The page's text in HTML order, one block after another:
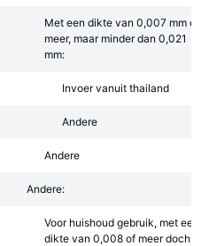
Met een dikte van 0,007 mm of
meer, maar minder dan 0,021
mm:
Invoer vanuit thailand
Andere
Andere
Andere:
Voor huishoud gebruik, met een
dikte van 0,008 of meer doch